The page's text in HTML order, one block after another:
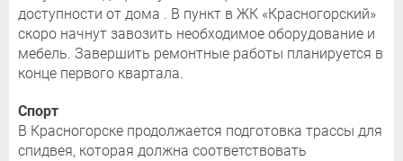
доступности от дома . В пункт в ЖК «Красногорский»
скоро начнут завозить необходимое оборудование и
мебель. Завершить ремонтные работы планируется в
конце первого квартала.
Спорт
В Красногорске продолжается подготовка трассы для
спидвея, которая должна соответствовать